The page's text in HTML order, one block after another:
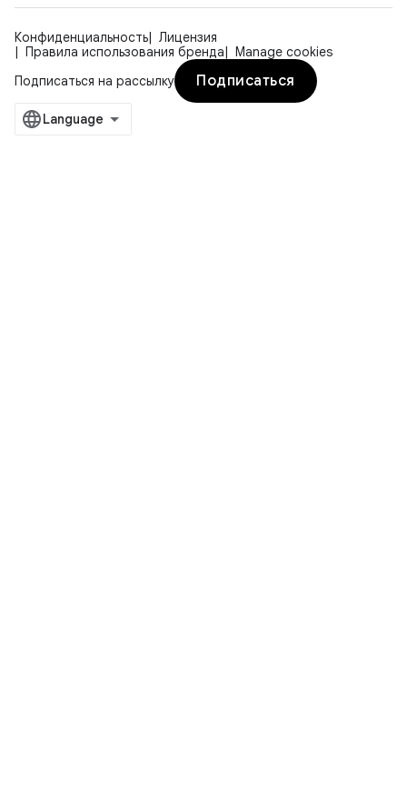
Конфиденциальность
Лицензия
Правила использования бренда
Manage cookies
Подписаться на рассылку
Подписаться